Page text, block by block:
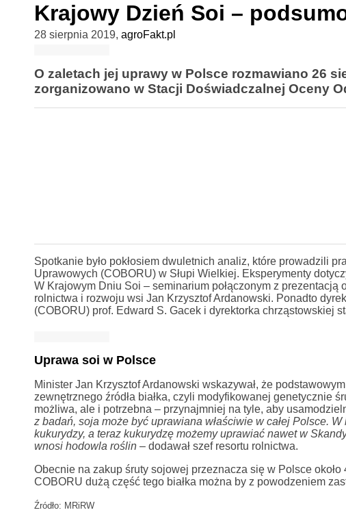
Krajowy Dzień Soi –
28 sierpnia 2019, agroFakt.pl
O zaletach jej uprawy w Polsce rozmawiano 26
zorganizowano w Stacji Doświadczalnej Oceny
Spotkanie było pokłosiem dwuletnich analiz, które prowadzili
Uprawowych (COBORU) w Słupi Wielkiej. Eksperymenty
W Krajowym Dniu Soi – seminarium połączonym z
rolnictwa i rozwoju wsi Jan Krzysztof Ardanowski. Ponadto
(COBORU) prof. Edward S. Gacek i dyrektorka chrząstowskiej
Uprawa soi w Polsce
Minister Jan Krzysztof Ardanowski wskazywał, że
zewnętrznego źródła białka, czyli modyfikowanej genetycznie
możliwa, ale i potrzebna – przynajmniej na tyle, aby
z badań, soja może być uprawiana właściwie w całej Polsce.
kukurydzy, a teraz kukurydzę możemy uprawiać nawet w
wnosi hodowla roślin– dodawał szef resortu rolnictwa.
Obecnie na zakup śruty sojowej przeznacza się w Polsce
COBORU dużą część tego białka można by z powodzeniem
Źródło: MRiRW